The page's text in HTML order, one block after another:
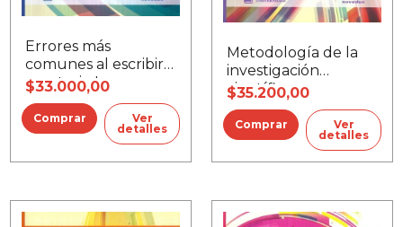
Errores más
comunes al escribir
una tesis, Los
$33.000,00
Ver
detalles
Metodología de la
investigación
científica
$35.200,00
Ver
detalles